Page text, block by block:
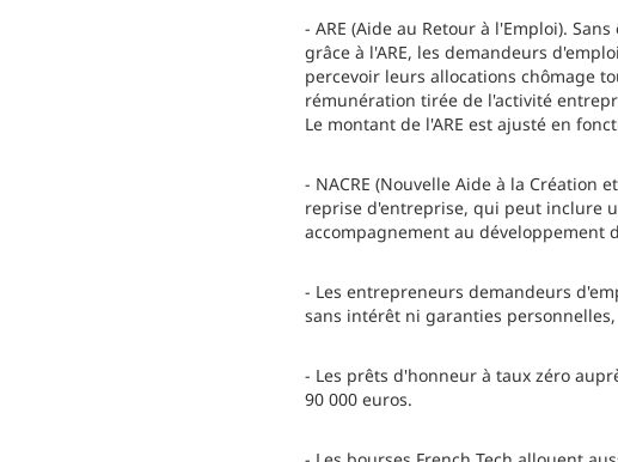
- ARE (Aide au Retour à l'Emploi).
grâce à l'ARE, les demandeurs
percevoir leurs allocations chômage
rémunération tirée de l'activité
Le montant de l'ARE est ajusté en
- NACRE (Nouvelle Aide à la Création
reprise d'entreprise, qui peut inclure
accompagnement au développement
- Les entrepreneurs demandeurs
sans intérêt ni garanties
- Les prêts d'honneur à taux zéro
90 000 euros.